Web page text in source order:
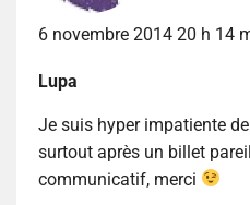
6 novembre 2014 20 h 14
Lupa
Je suis hyper impatiente
surtout après un billet
communicatif, merci